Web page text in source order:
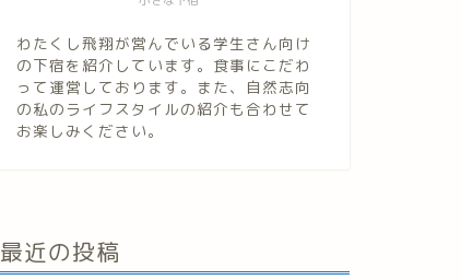
わたくし飛翔が営んでいる学生さん向け
の下宿を紹介しています。食事にこだわ
って運営しております。また、自然志向
の私のライフスタイルの紹介も合わせて
お楽しみください。
最近の投稿